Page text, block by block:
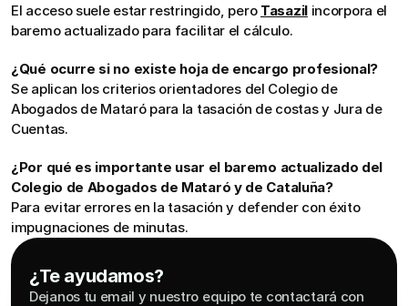
El acceso suele estar restringido, pero Tasazil incorpora el
baremo actualizado para facilitar el cálculo.
¿Qué ocurre si no existe hoja de encargo profesional?
Se aplican los criterios orientadores del Colegio de
Abogados de Mataró para la tasación de costas y Jura de
Cuentas.
¿Por qué es importante usar el baremo actualizado del
Colegio de Abogados de Mataró y de Cataluña?
Para evitar errores en la tasación y defender con éxito
impugnaciones de minutas.
¿Te ayudamos?
Dejanos tu email y nuestro equipo te contactará con